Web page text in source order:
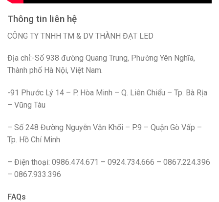
Thông tin liên hệ
CÔNG TY TNHH TM & DV THÀNH ĐẠT LED
Địa chỉ:-Số 938 đường Quang Trung, Phường Yên Nghĩa,
Thành phố Hà Nội, Việt Nam.
-91 Phước Lý 14 – P. Hòa Minh – Q. Liên Chiểu – Tp. Bà Rịa
– Vũng Tàu
– Số 248 Đường Nguyễn Văn Khối – P.9 – Quận Gò Vấp –
Tp. Hồ Chí Minh
– Điện thoại: 0986.474.671 – 0924.734.666 – 0867.224.396
– 0867.933.396
FAQs